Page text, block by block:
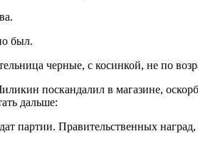
был.
черные, с косинкой, не по
поскандалил в магазине,
дальше:
партии. Правительственных